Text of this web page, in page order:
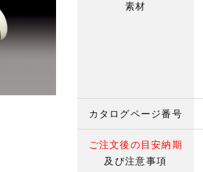
素材
カタログページ番号
ご注文後の目安納期
及び注意事項